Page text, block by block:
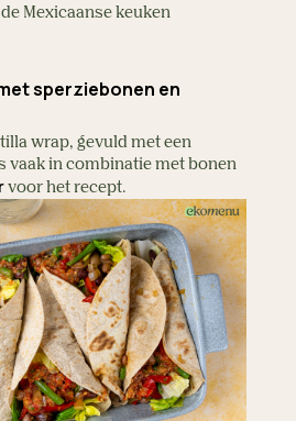
Mexicaanse keuken
sperziebonen en
wrap, gevuld met een
vaak in combinatie met bonen
voor het recept.